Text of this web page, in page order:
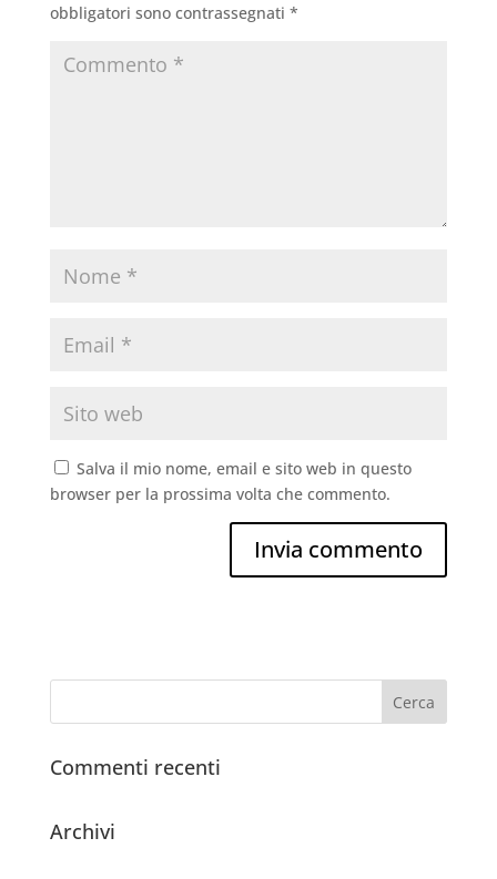
obbligatori sono contrassegnati *
Salva il mio nome, email e sito web in questo
browser per la prossima volta che commento.
Commenti recenti
Archivi